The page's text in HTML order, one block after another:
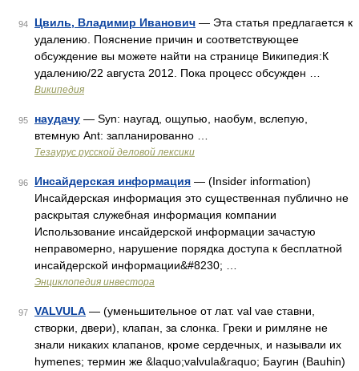
94 Цвиль, Владимир Иванович — Эта статья предлагается к
удалению. Пояснение причин и соответствующее
обсуждение вы можете найти на странице Википедия:К
удалению/22 августа 2012. Пока процесс обсужден …
Википедия
95 наудачу — Syn: наугад, ощупью, наобум, вслепую,
втемную Ant: запланированно …
Тезаурус русской деловой лексики
96 Инсайдерская информация — (Insider information)
Инсайдерская информация это существенная публично не
раскрытая служебная информация компании
Использование инсайдерской информации зачастую
неправомерно, нарушение порядка доступа к бесплатной
инсайдерской информации&#8230; …
Энциклопедия инвестора
97 VALVULA — (уменьшительное от лат. val vae ставни,
створки, двери), клапан, за слонка. Греки и римляне не
знали никаких клапанов, кроме сердечных, и называли их
hymenes; термин же &laquo;valvula&raquo; Баугин (Bauhin)